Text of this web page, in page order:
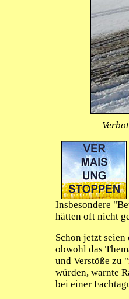
Insbesondere
hätten oft nicht
Schon jetzt
obwohl das
und Verstöße zu "
würden, warnte
bei einer